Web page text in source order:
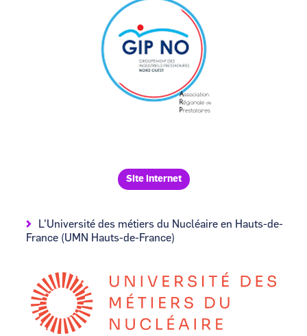
Site internet
L'Université des métiers du Nucléaire en Hauts-de-
France (UMN Hauts-de-France)
Image